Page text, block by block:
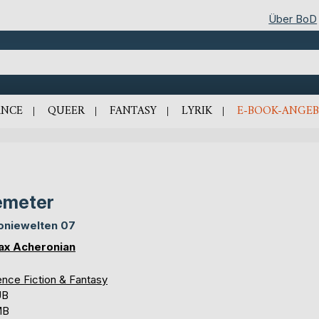
Über BoD
QUEER FANTASY LYRIK E-BOOK-
07
Acheronian
Fiction & Fantasy